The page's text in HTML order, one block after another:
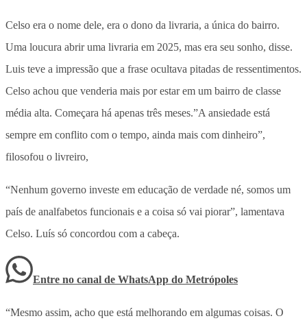
Celso era o nome dele, era o dono da livraria, a única do bairro.
Uma loucura abrir uma livraria em 2025, mas era seu sonho, disse.
Luis teve a impressão que a frase ocultava pitadas de ressentimentos.
Celso achou que venderia mais por estar em um bairro de classe
média alta. Começara há apenas três meses.”A ansiedade está
sempre em conflito com o tempo, ainda mais com dinheiro”,
filosofou o livreiro,
“Nenhum governo investe em educação de verdade né, somos um
país de analfabetos funcionais e a coisa só vai piorar”, lamentava
Celso. Luís só concordou com a cabeça.
Entre no canal de WhatsApp do Metrópoles
“Mesmo assim, acho que está melhorando em algumas coisas. O